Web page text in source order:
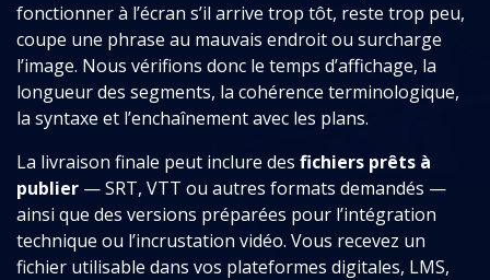
fonctionner à l’écran s’il arrive trop tôt, reste trop peu,
coupe une phrase au mauvais endroit ou surcharge
l’image. Nous vérifions donc le temps d’affichage, la
longueur des segments, la cohérence terminologique,
la syntaxe et l’enchaînement avec les plans.
La livraison finale peut inclure des fichiers prêts à
publier — SRT, VTT ou autres formats demandés —
ainsi que des versions préparées pour l’intégration
technique ou l’incrustation vidéo. Vous recevez un
fichier utilisable dans vos plateformes digitales, LMS,